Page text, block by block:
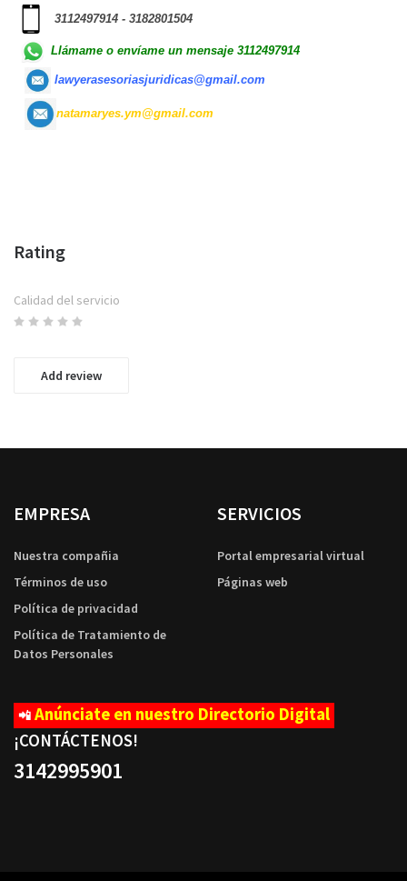
3112497914 - 3182801504
Llámame o envíame un mensaje 3112497914
lawyerasesoriasjuridicas@gmail.com
natamaryes.ym@gmail.com
Rating
Calidad del servicio
Add review
EMPRESA
Nuestra compañia
Términos de uso
Política de privacidad
Política de Tratamiento de
Datos Personales
SERVICIOS
Portal empresarial virtual
Páginas web
📲 Anúnciate en nuestro Directorio Digital
¡CONTÁCTENOS!
3142995901